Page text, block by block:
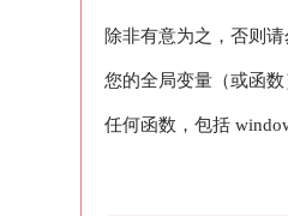
除非有意为之，否则请
您的全局变量（或函数
任何函数，包括